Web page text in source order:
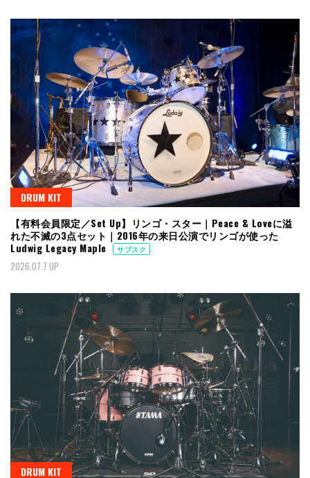
DRUM KIT
【有料会員限定／Set Up】リンゴ・スター｜Peace & Loveに溢
れた不滅の3点セット｜2016年の来日公演でリンゴが使った
Ludwig Legacy Maple
サブスク
2026.07.7 UP
DRUM KIT